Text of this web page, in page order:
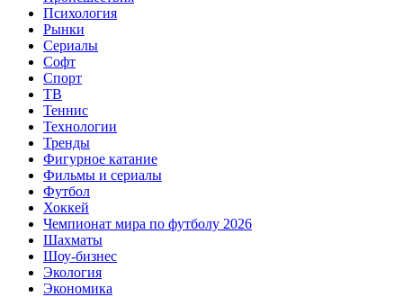
Психология
Рынки
Сериалы
Софт
Спорт
ТВ
Теннис
Технологии
Тренды
Фигурное катание
Фильмы и сериалы
Футбол
Хоккей
Чемпионат мира по футболу 2026
Шахматы
Шоу-бизнес
Экология
Экономика